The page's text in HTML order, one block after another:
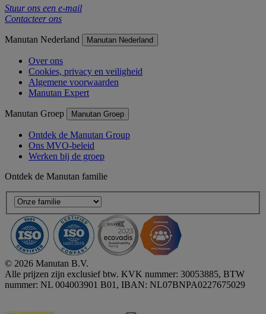
Stuur ons een e-mail
Contacteer ons
Manutan Nederland Manutan Nederland
Over ons
Cookies, privacy en veiligheid
Algemene voorwaarden
Manutan Expert
Manutan Groep Manutan Groep
Ontdek de Manutan Group
Ons MVO-beleid
Werken bij de groep
Ontdek de Manutan familie
© 2026 Manutan B.V.
Alle prijzen zijn exclusief btw. KVK nummer: 30053885, BTW
nummer: NL 004003901 B01, IBAN: NL07BNPA0227675029